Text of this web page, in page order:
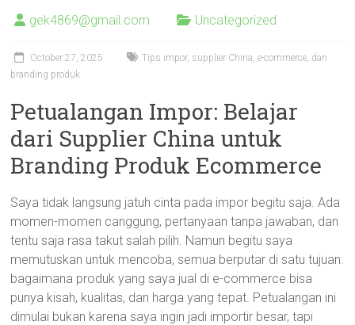
gek4869@gmail.com Uncategorized
October 27, 2025
Tips impor, supplier China, e-commerce, dan
branding produk
Petualangan Impor: Belajar
dari Supplier China untuk
Branding Produk Ecommerce
Saya tidak langsung jatuh cinta pada impor begitu saja. Ada
momen-momen canggung, pertanyaan tanpa jawaban, dan
tentu saja rasa takut salah pilih. Namun begitu saya
memutuskan untuk mencoba, semua berputar di satu tujuan:
bagaimana produk yang saya jual di e-commerce bisa
punya kisah, kualitas, dan harga yang tepat. Petualangan ini
dimulai bukan karena saya ingin jadi importir besar, tapi